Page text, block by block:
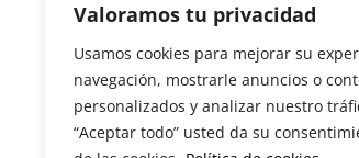
Valoramos tu privacidad
Usamos cookies para mejorar su
navegación, mostrarle anuncios o
personalizados y analizar nuestro
“Aceptar todo” usted da su
Revista del Sector Hortofrutícola
C/ Presidente Cárdenas nº 10.
41013 Sevilla. ESPAÑA